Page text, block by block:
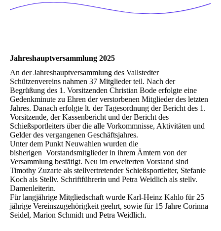
Jahreshauptversammlung 2025
An der Jahreshauptversammlung des Vallstedter
Schützenvereins nahmen 37 Mitglieder teil. Nach der
Begrüßung des 1. Vorsitzenden Christian Bode erfolgte eine
Gedenkminute zu Ehren der verstorbenen Mitglieder des letzten
Jahres. Danach erfolgte lt. der Tagesordnung der Bericht des 1.
Vorsitzende, der Kassenbericht und der Bericht des
Schießsportleiters über die alle Vorkommnisse, Aktivitäten und
Gelder des vergangenen Geschäftsjahres.
Unter dem Punkt Neuwahlen wurden die
bisherigen Vorstandsmitglieder in ihrem Ämtern von der
Versammlung bestätigt. Neu im erweiterten Vorstand sind
Timothy Zuzarte als stellvertretender Schießsportleiter, Stefanie
Koch als Stellv. Schriftführerin und Petra Weidlich als stellv.
Damenleiterin.
Für langjährige Mitgliedschaft wurde Karl-Heinz Kahlo für 25
jährige Vereinszugehörigkeit geehrt, sowie für 15 Jahre Corinna
Seidel, Marion Schmidt und Petra Weidlich.